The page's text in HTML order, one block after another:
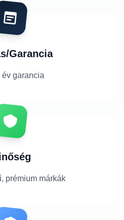
Garancia
év garancia
prémium márkák